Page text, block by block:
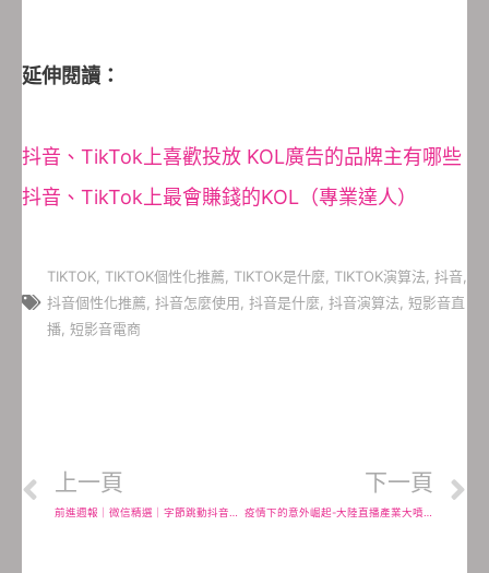
延伸閱讀：
抖音、TikTok上喜歡投放 KOL廣告的品牌主有哪些
抖音、TikTok上最會賺錢的KOL（專業達人）
TIKTOK TIKTOK個性化推薦 TIKTOK是什麼 TIKTOK演算法 抖音
抖音個性化推薦 抖音怎麼使用 抖音是什麼 抖音演算法 短影音直
播 短影音電商
上一頁 下一頁